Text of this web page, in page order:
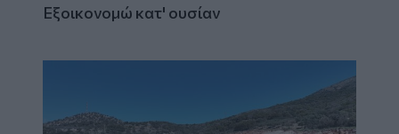
Εξοικονομώ κατ' ουσίαν